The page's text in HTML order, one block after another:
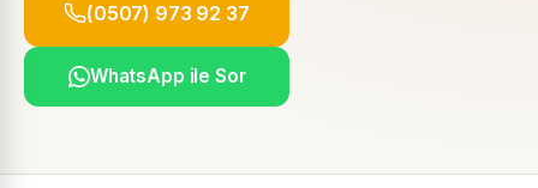
(0507) 973 92 37
WhatsApp ile Sor